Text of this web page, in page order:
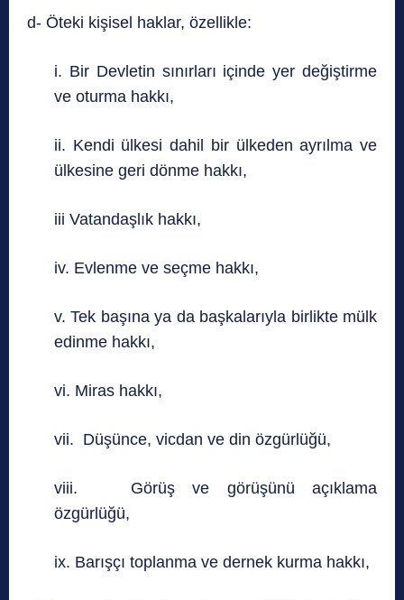
d- Öteki kişisel haklar, özellikle:
i. Bir Devletin sınırları içinde yer değiştirme
ve oturma hakkı,
ii. Kendi ülkesi dahil bir ülkeden ayrılma ve
ülkesine geri dönme hakkı,
iii Vatandaşlık hakkı,
iv. Evlenme ve seçme hakkı,
v. Tek başına ya da başkalarıyla birlikte mülk
edinme hakkı,
vi. Miras hakkı,
vii. Düşünce, vicdan ve din özgürlüğü,
viii. Görüş ve görüşünü açıklama
özgürlüğü,
ix. Barışçı toplanma ve dernek kurma hakkı,